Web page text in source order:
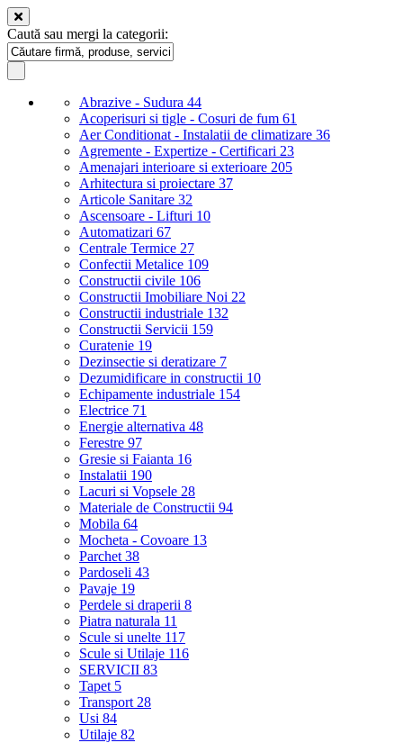
Caută sau mergi la categorii:
Abrazive - Sudura 44
Acoperisuri si tigle - Cosuri de fum 61
Aer Conditionat - Instalatii de climatizare 36
Agremente - Expertize - Certificari 23
Amenajari interioare si exterioare 205
Arhitectura si proiectare 37
Articole Sanitare 32
Ascensoare - Lifturi 10
Automatizari 67
Centrale Termice 27
Confectii Metalice 109
Constructii civile 106
Constructii Imobiliare Noi 22
Constructii industriale 132
Constructii Servicii 159
Curatenie 19
Dezinsectie si deratizare 7
Dezumidificare in constructii 10
Echipamente industriale 154
Electrice 71
Energie alternativa 48
Ferestre 97
Gresie si Faianta 16
Instalatii 190
Lacuri si Vopsele 28
Materiale de Constructii 94
Mobila 64
Mocheta - Covoare 13
Parchet 38
Pardoseli 43
Pavaje 19
Perdele si draperii 8
Piatra naturala 11
Scule si unelte 117
Scule si Utilaje 116
SERVICII 83
Tapet 5
Transport 28
Usi 84
Utilaje 82